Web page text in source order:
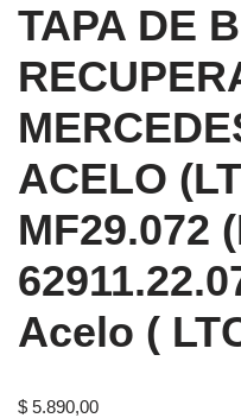
TAPA DE
ACELO
MF29.072
Acelo (
$ 5.890,00